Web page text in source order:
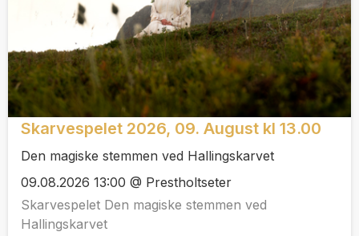
Skarvespelet 2026, 09. August kl 13.00
Den magiske stemmen ved Hallingskarvet
09.08.2026 13:00 @ Prestholtseter
Skarvespelet Den magiske stemmen ved
Hallingskarvet